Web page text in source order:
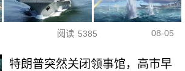
阅读 5385 08-05
特朗普突然关闭领事馆，高市早